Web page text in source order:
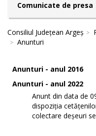
Comunicate de presa
Consiliul Județean Argeș
Anunturi
Anunturi - anul 2016
Anunturi - anul 2022
Anunt din data de
dispoziția
colectare deșeuri